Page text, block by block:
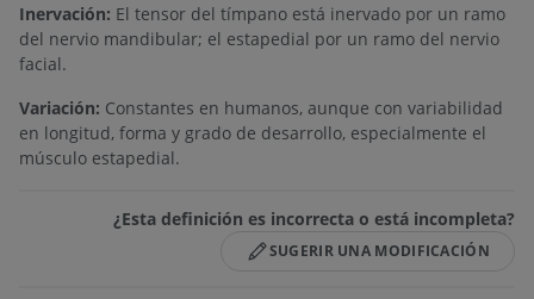
Inervación: El tensor del tímpano está inervado por un ramo
del nervio mandibular; el estapedial por un ramo del nervio
facial.
Variación: Constantes en humanos, aunque con variabilidad
en longitud, forma y grado de desarrollo, especialmente el
músculo estapedial.
¿Esta definición es incorrecta o está incompleta?
SUGERIR UNA MODIFICACIÓN